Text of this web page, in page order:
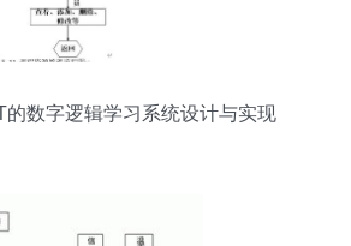
的数字逻辑学习系统设计与实现